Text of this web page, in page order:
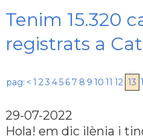
Tenim 15.320
registrats a
pag: < 1 23 45 6 7 8 9 10 11 12 13
29-07-2022
Hola! em dic ilènia i